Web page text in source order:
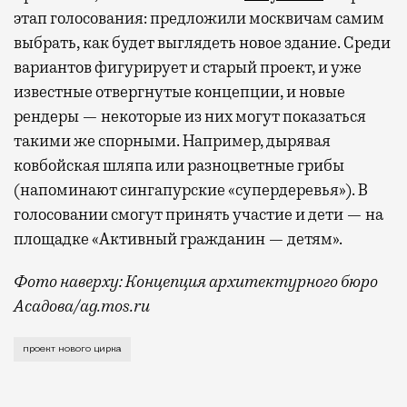
этап голосования: предложили москвичам самим
выбрать, как будет выглядеть новое здание. Среди
вариантов фигурирует и старый проект, и уже
известные отвергнутые концепции, и новые
рендеры — некоторые из них могут показаться
такими же спорными. Например, дырявая
ковбойская шляпа или разноцветные грибы
(напоминают сингапурские «супердеревья»). В
голосовании смогут принять участие и дети — на
площадке «Активный гражданин — детям».
Фото наверху: Концепция архитектурного бюро
Асадова/ag.mos.ru
Понедельник начался с хороших новостей:
проект нового цирка